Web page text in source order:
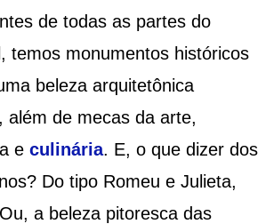
de todas as partes do
temos monumentos históricos
beleza arquitetônica
além de mecas da arte,
e culinária. E, o que dizer dos
Do tipo Romeu e Julieta,
a beleza pitoresca das